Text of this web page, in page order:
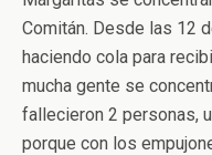
Comitán. Desde las 12
haciendo cola para
mucha gente se
fallecieron 2 personas,
porque con los